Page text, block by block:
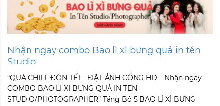
Nhận ngay combo Bao lì xì bưng quả in tên
Studio
“QUÀ CHILL ĐÓN TẾT- ĐẶT ẢNH CỔNG HD – Nhận ngay
COMBO BAO LÌ XÌ BƯNG QUẢ IN TÊN
STUDIO/PHOTOGRAPHER” Tặng Bộ 5 BAO LÌ XÌ BƯNG